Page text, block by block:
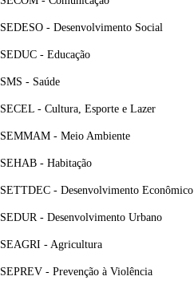
SEDESO - Desenvolvimento Social
SEDUC - Educação
SMS - Saúde
SECEL - Cultura, Esporte e Lazer
SEMMAM - Meio Ambiente
SEHAB - Habitação
SETTDEC - Desenvolvimento Econômico
SEDUR - Desenvolvimento Urbano
SEAGRI - Agricultura
SEPREV - Prevenção à Violência